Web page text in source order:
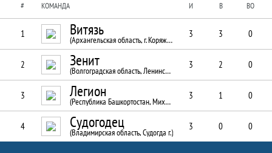
# КОМАНДА И В ВО
1 Витязь
(Архангельская область, г. Коряжма)
3 3 0
2 Зенит
(Волгоградская область, Ленинск г.)
3 2 0
3 Легион
(Республика Башкортостан, Михайловка с.)
3 1 0
4 Судогодец
(Владимирская область, Судогда г.)
3 0 0